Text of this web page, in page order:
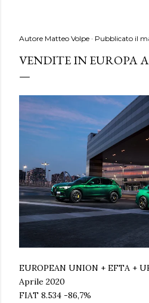
Autore Matteo Volpe Pubblicato il
VENDITE IN EUROPA
EUROPEAN UNION + EFTA +
Aprile 2020
FIAT 8.534 -86,7%